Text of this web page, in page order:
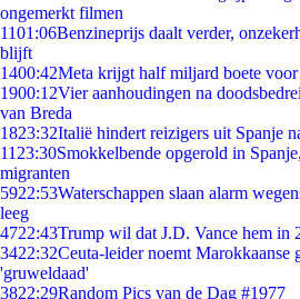
ongemerkt filmen
1101:06Benzineprijs daalt verder,
blijft
1400:42Meta krijgt half miljard boete voor
1900:12Vier aanhoudingen na
van Breda
1823:32Italië hindert reizigers uit Spanje
11 23:30Smokkelbende opgerold in
migranten
5922:53Waterschappen slaan alarm
leeg
4722:43Trump wil dat J.D. Vance hem in
3422:32Ceuta-leider noemt Marokkaanse
'gruweldaad'
3822:29Random Pics van de Dag #1977